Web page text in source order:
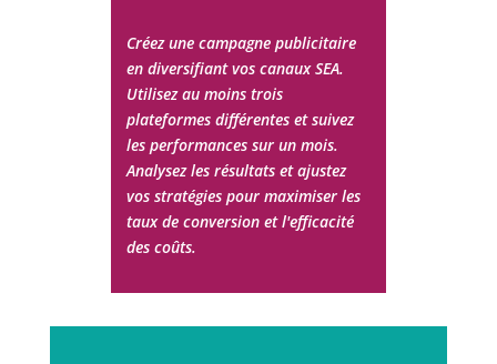
Créez une campagne publicitaire
en diversifiant vos canaux SEA.
Utilisez au moins trois
plateformes différentes et suivez
les performances sur un mois.
Analysez les résultats et ajustez
vos stratégies pour maximiser les
taux de conversion et l'efficacité
des coûts.